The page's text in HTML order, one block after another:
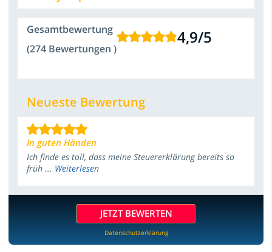
Gesamtbewertung
(274 Bewertungen )
4,9/5
Neueste Bewertung
In guten Händen
Ich finde es toll, dass meine Steuererklärung bereits so
früh ... Weiterlesen
JETZT BEWERTEN
Datenschutzerklärung